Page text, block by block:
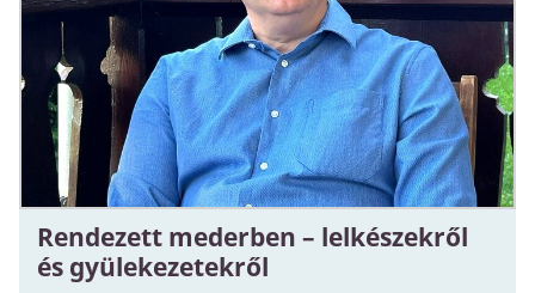
Rendezett mederben – lelkészekről
és gyülekezetekről